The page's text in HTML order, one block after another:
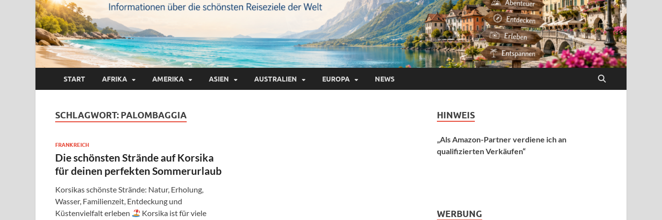
START AFRIKA AMERIKA ASIEN AUSTRALIEN EUROPA NEWS
SCHLAGWORT: PALOMBAGGIA
FRANKREICH
Die schönsten Strände auf Korsika
für deinen perfekten Sommerurlaub
Korsikas schönste Strände: Natur, Erholung,
Wasser, Familienzeit, Entdeckung und
Küstenvielfalt erleben
Korsika ist für viele
HINWEIS
„Als Amazon-Partner verdiene ich an
qualifizierten Verkäufen“
WERBUNG